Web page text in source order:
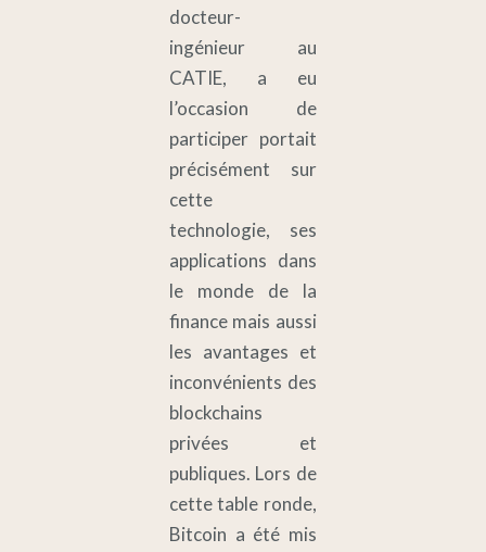
docteur-
ingénieur au
CATIE, a eu
l’occasion de
participer portait
précisément sur
cette
technologie, ses
applications dans
le monde de la
finance mais aussi
les avantages et
inconvénients des
blockchains
privées et
publiques. Lors de
cette table ronde,
Bitcoin a été mis